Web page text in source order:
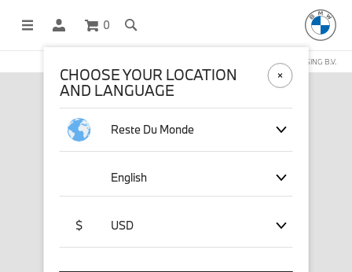
0
BOUTIQUE EN LIGNE GÉRÉE PAR STICHD SPORTSMERCHANDISING B.V.
CHOOSE YOUR LOCATION
AND LANGUAGE
Reste Du Monde
English
$ USD